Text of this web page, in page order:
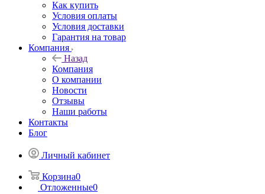
Как купить
Условия оплаты
Условия доставки
Гарантия на товар
Компания
Назад
Компания
О компании
Новости
Отзывы
Наши работы
Контакты
Блог
Личный кабинет
Корзина0
Отложенные0